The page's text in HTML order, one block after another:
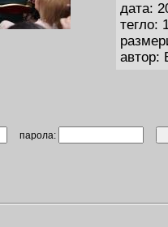
дата:
тегло:
автор:
парола: